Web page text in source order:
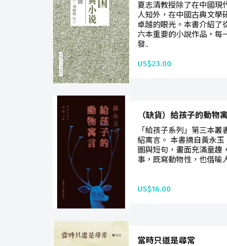
夏志清教授除了在中國現
人知外，在中國古典文學
卓越的眼光。本書介紹了
六本重要的小說作品，每
發..
US$23.00
（缺貨）給孩子的動物
「給孩子系列」第三本
紹寓言。 本書摘自黃永
圖與短句，畫面充滿童趣
事，既寫動物性，也借喻
US$16.00
當時只道是尋常